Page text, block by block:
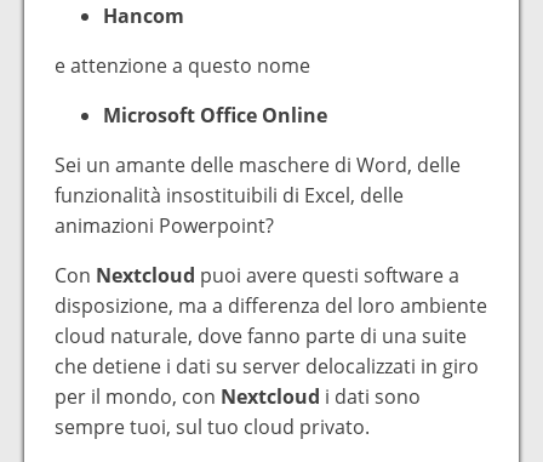
Hancom
e attenzione a questo nome
Microsoft Office Online
Sei un amante delle maschere di Word, delle
funzionalità insostituibili di Excel, delle
animazioni Powerpoint?
Con Nextcloud puoi avere questi software a
disposizione, ma a differenza del loro ambiente
cloud naturale, dove fanno parte di una suite
che detiene i dati su server delocalizzati in giro
per il mondo, con Nextcloud i dati sono
sempre tuoi, sul tuo cloud privato.